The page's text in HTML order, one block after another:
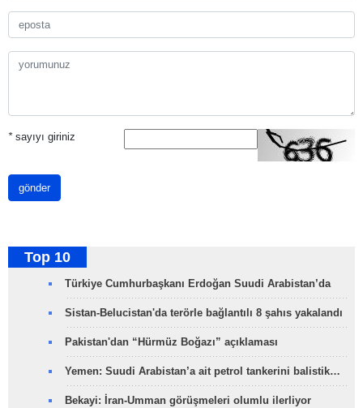
*sayıyı giriniz
gönder
Top 10
Türkiye Cumhurbaşkanı Erdoğan Suudi Arabistan’da
Sistan-Belucistan'da terörle bağlantılı 8 şahıs yakalandı
Pakistan'dan “Hürmüz Boğazı” açıklaması
Yemen: Suudi Arabistan’a ait petrol tankerini balistik…
Bekayi: İran-Umman görüşmeleri olumlu ilerliyor